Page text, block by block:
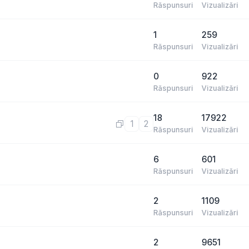
Răspunsuri Vizualizări
1
Răspunsuri
259
Vizualizări
0
Răspunsuri
922
Vizualizări
1 2
18
Răspunsuri
17922
Vizualizări
6
Răspunsuri
601
Vizualizări
2
Răspunsuri
1109
Vizualizări
2 9651